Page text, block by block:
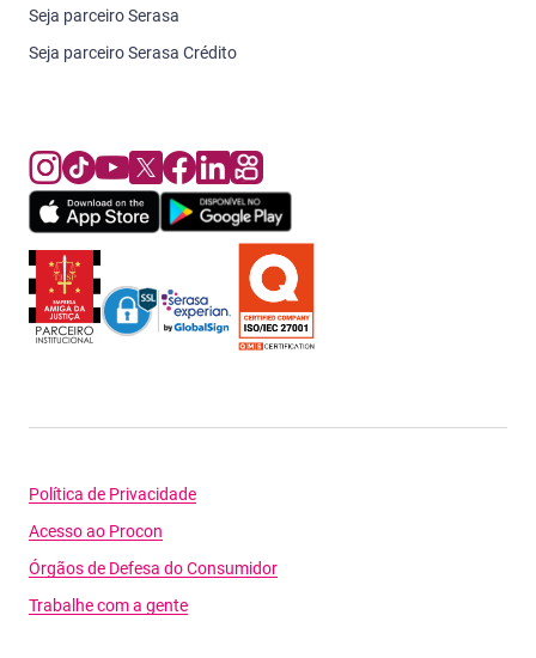
Seja parceiro Serasa
Seja parceiro Serasa Crédito
Política de Privacidade
Acesso ao Procon
Órgãos de Defesa do Consumidor
Trabalhe com a gente